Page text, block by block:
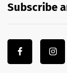
Subscribe